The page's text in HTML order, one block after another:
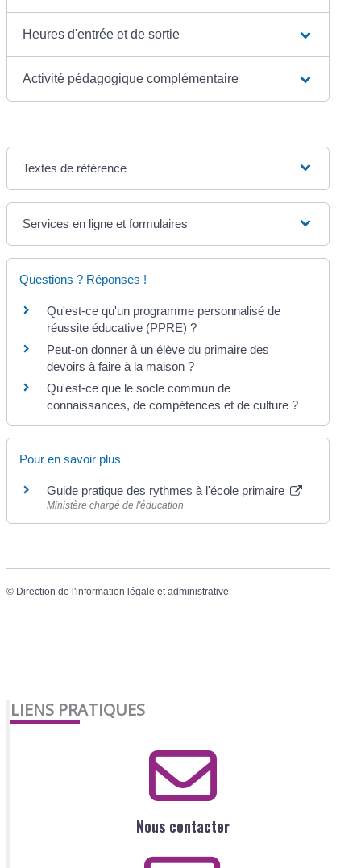
Heures d'entrée et de sortie
Activité pédagogique complémentaire
Textes de référence
Services en ligne et formulaires
Questions ? Réponses !
Qu'est-ce qu'un programme personnalisé de
réussite éducative (PPRE) ?
Peut-on donner à un élève du primaire des
devoirs à faire à la maison ?
Qu'est-ce que le socle commun de
connaissances, de compétences et de culture ?
Pour en savoir plus
Guide pratique des rythmes à l'école primaire
Ministère chargé de l'éducation
© Direction de l'information légale et administrative
LIENS PRATIQUES
Nous contacter